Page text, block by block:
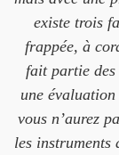
existe trois
frappée, à
fait partie
une
vous n’aurez
les instruments